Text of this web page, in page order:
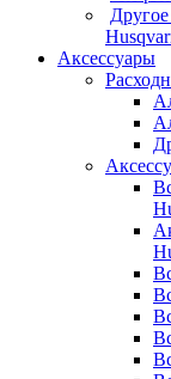
Аксессуары